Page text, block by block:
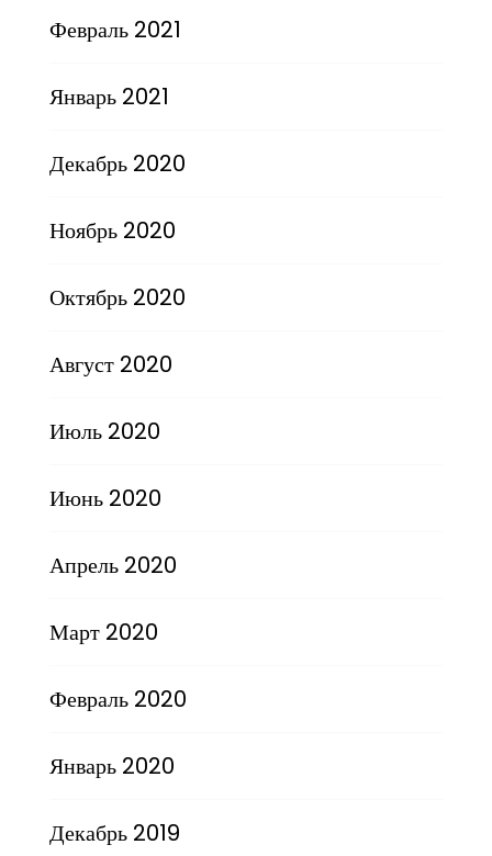
Февраль 2021
Январь 2021
Декабрь 2020
Ноябрь 2020
Октябрь 2020
Август 2020
Июль 2020
Июнь 2020
Апрель 2020
Март 2020
Февраль 2020
Январь 2020
Декабрь 2019